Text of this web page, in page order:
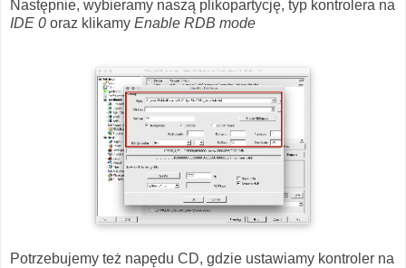
Następnie, wybieramy naszą plikopartycję, typ kontrolera na
IDE 0 oraz klikamy Enable RDB mode
Potrzebujemy też napędu CD, gdzie ustawiamy kontroler na